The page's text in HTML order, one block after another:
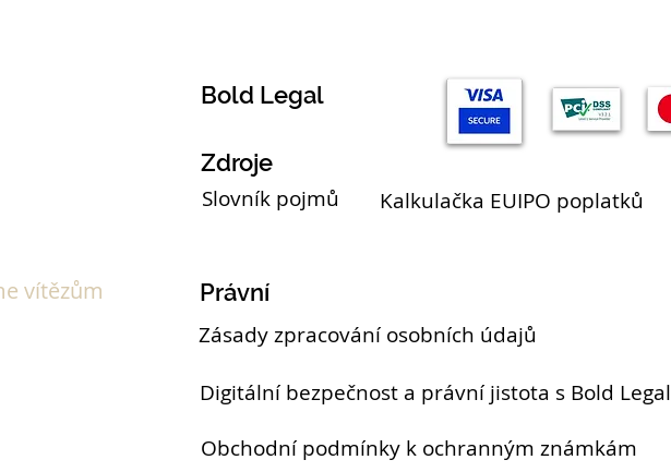
Bold Legal
Zdroje
vítězům
Slovník pojmů Kalkulačka EUIPO poplatků
Právní
Zásady zpracování osobních údajů
Digitální bezpečnost a právní jistota s Bold Legal
Obchodní podmínky k ochranným známkám